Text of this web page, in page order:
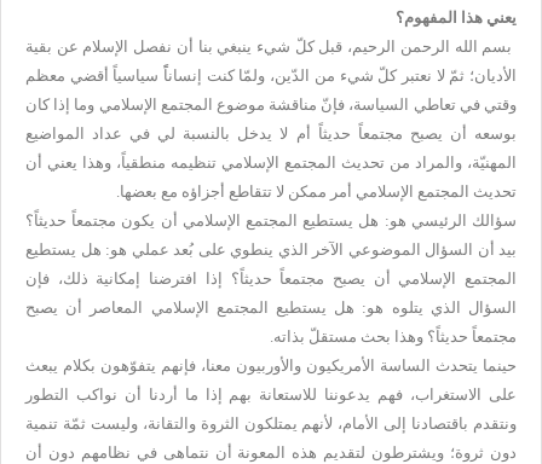
يعني هذا المفهوم؟
بسم الله الرحمن الرحيم، قبل كلّ شيء ينبغي بنا أن نفصل الإسلام عن بقية
الأديان؛ ثمّ لا نعتبر كلّ شيء من الدّين، ولمّا كنت إنساناًً سياسياً أقضي معظم
وقتي في تعاطي السياسة، فإنّ مناقشة موضوع المجتمع الإسلامي وما إذا كان
بوسعه أن يصبح مجتمعاً حديثاً أم لا يدخل بالنسبة لي في عداد المواضيع
المهنيّة، والمراد من تحديث المجتمع الإسلامي تنظيمه منطقياً، وهذا يعني أن
تحديث المجتمع الإسلامي أمر ممكن لا تتقاطع أجزاؤه مع بعضها.
سؤالك الرئيسي هو: هل يستطيع المجتمع الإسلامي أن يكون مجتمعاً حديثاً؟
بيد أن السؤال الموضوعي الآخر الذي ينطوي على بُعد عملي هو: هل يستطيع
المجتمع الإسلامي أن يصبح مجتمعاً حديثاً؟ إذا افترضنا إمكانية ذلك، فإن
السؤال الذي يتلوه هو: هل يستطيع المجتمع الإسلامي المعاصر أن يصبح
مجتمعاً حديثاً؟ وهذا بحث مستقلّ بذاته.
حينما يتحدث الساسة الأمريكيون والأوربيون معنا، فإنهم يتفوّهون بكلام يبعث
على الاستغراب، فهم يدعوننا للاستعانة بهم إذا ما أردنا أن نواكب التطور
ونتقدم باقتصادنا إلى الأمام، لأنهم يمتلكون الثروة والتقانة، وليست ثمّة تنمية
دون ثروة؛ ويشترطون لتقديم هذه المعونة أن نتماهى في نظامهم دون أن